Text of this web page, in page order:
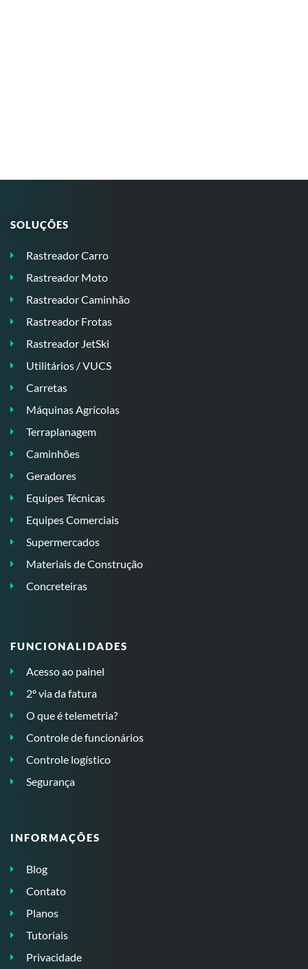
SOLUÇÕES
Rastreador Carro
Rastreador Moto
Rastreador Caminhão
Rastreador Frotas
Rastreador JetSki
Utilitários / VUCS
Carretas
Máquinas Agrícolas
Terraplanagem
Caminhões
Geradores
Equipes Técnicas
Equipes Comerciais
Supermercados
Materiais de Construção
Concreteiras
FUNCIONALIDADES
Acesso ao painel
2º via da fatura
O que é telemetria?
Controle de funcionários
Controle logístico
Segurança
INFORMAÇÕES
Blog
Contato
Planos
Tutoriais
Privacidade